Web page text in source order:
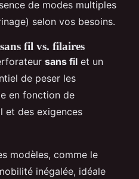
de modes multiples
selon vos besoins.
fil vs. filaires
sans fil et un
de peser les
en fonction de
et des exigences
modèles, comme le
inégalée, idéale